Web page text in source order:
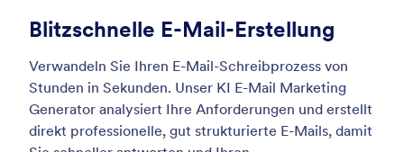
Blitzschnelle E-Mail-Erstellung
Verwandeln Sie Ihren E-Mail-Schreibprozess von
Stunden in Sekunden. Unser KI E-Mail Marketing
Generator analysiert Ihre Anforderungen und erstellt
direkt professionelle, gut strukturierte E-Mails, damit